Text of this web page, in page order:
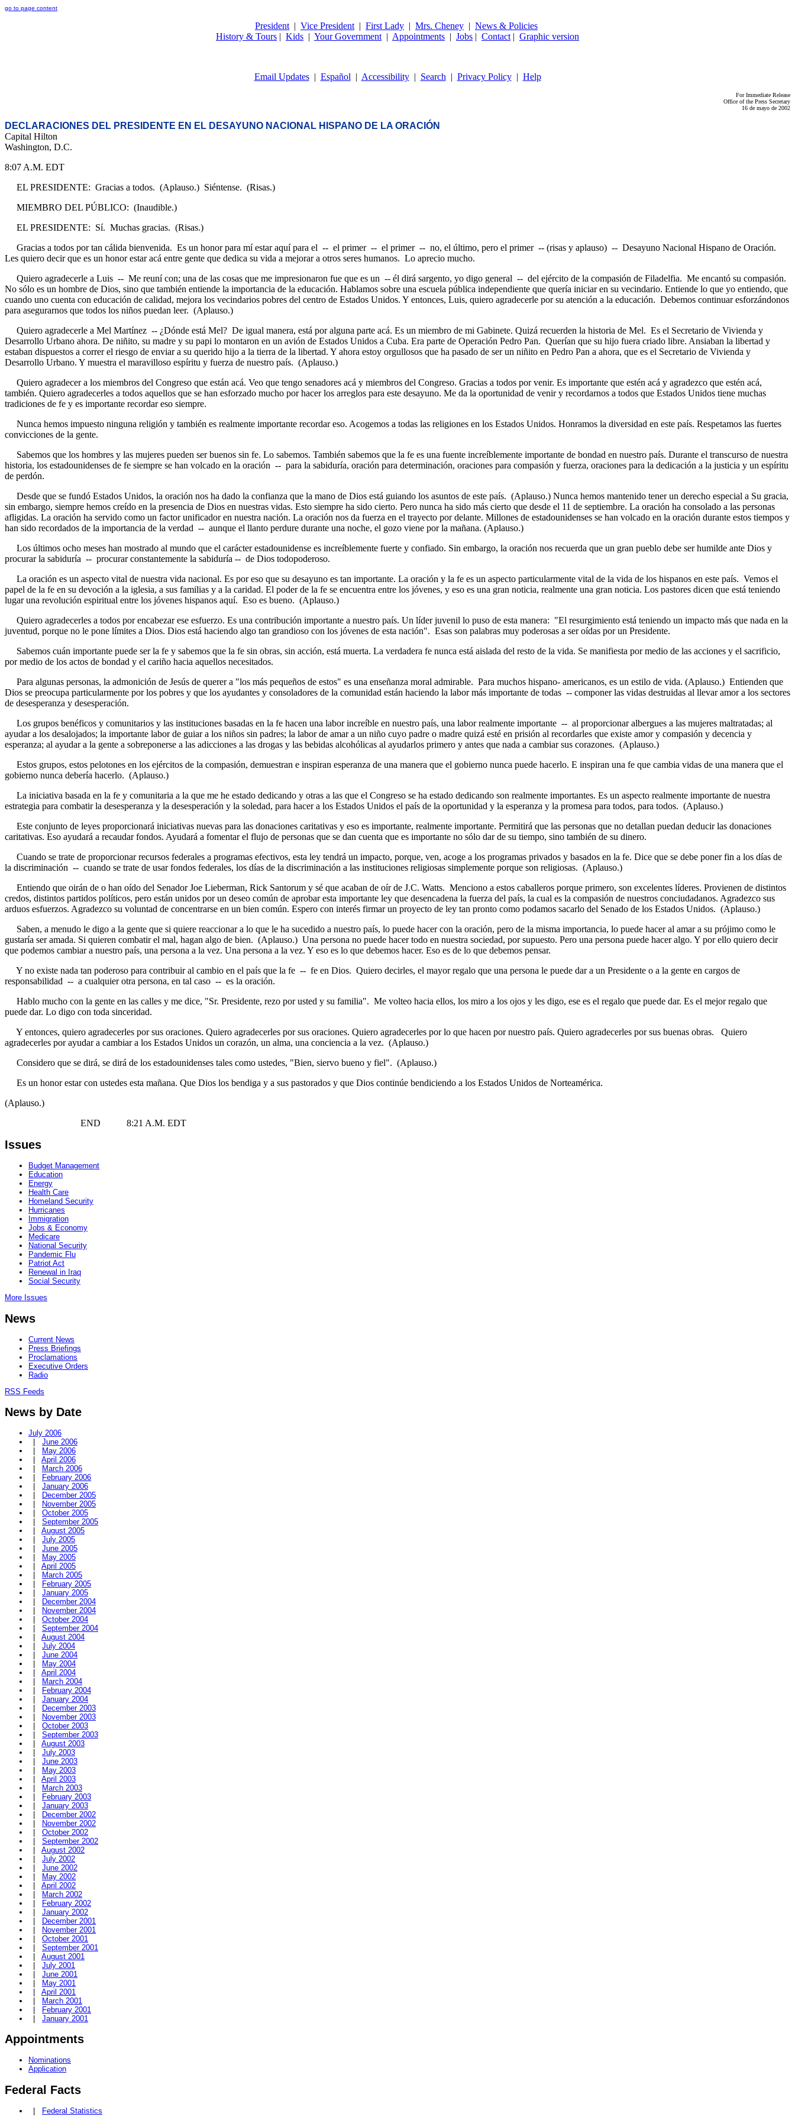
go to page content
President | Vice President | First Lady | Mrs. Cheney | News & Policies
History & Tours | Kids | Your Government | Appointments | Jobs | Contact | Graphic version
Email Updates| Español | Accessibility| Search | Privacy Policy| Help
For Immediate Release
Office of the Press Secretary
16 de mayo de 2002
DECLARACIONES DEL PRESIDENTE EN EL DESAYUNO NACIONAL HISPANO DE LA ORACIÓN
Capital Hilton
Washington, D.C.
8:07 A.M. EDT
EL PRESIDENTE: Gracias a todos. (Aplauso.) Siéntense. (Risas.)
MIEMBRO DEL PÚBLICO: (Inaudible.)
EL PRESIDENTE: Sí. Muchas gracias. (Risas.)
Gracias a todos por tan cálida bienvenida. Es un honor para mí estar aquí para el -- el primer -- el primer -- no, el último, pero el primer -- (risas y aplauso) -- Desayuno Nacional Hispano de Oración.
Les quiero decir que es un honor estar acá entre gente que dedica su vida a mejorar a otros seres humanos. Lo aprecio mucho.
Quiero agradecerle a Luis -- Me reuní con; una de las cosas que me impresionaron fue que es un -- él dirá sargento, yo digo general -- del ejército de la compasión de Filadelfia. Me encantó su compasión.
No sólo es un hombre de Dios, sino que también entiende la importancia de la educación. Hablamos sobre una escuela pública independiente que quería iniciar en su vecindario. Entiende lo que yo entiendo, que
cuando uno cuenta con educación de calidad, mejora los vecindarios pobres del centro de Estados Unidos. Y entonces, Luis, quiero agradecerle por su atención a la educación. Debemos continuar esforzándonos
para asegurarnos que todos los niños puedan leer. (Aplauso.)
Quiero agradecerle a Mel Martínez -- ¿Dónde está Mel? De igual manera, está por alguna parte acá. Es un miembro de mi Gabinete. Quizá recuerden la historia de Mel. Es el Secretario de Vivienda y
Desarrollo Urbano ahora. De niñito, su madre y su papi lo montaron en un avión de Estados Unidos a Cuba. Era parte de Operación Pedro Pan. Querían que su hijo fuera criado libre. Ansiaban la libertad y
estaban dispuestos a correr el riesgo de enviar a su querido hijo a la tierra de la libertad. Y ahora estoy orgullosos que ha pasado de ser un niñito en Pedro Pan a ahora, que es el Secretario de Vivienda y
Desarrollo Urbano. Y muestra el maravilloso espíritu y fuerza de nuestro país. (Aplauso.)
Quiero agradecer a los miembros del Congreso que están acá. Veo que tengo senadores acá y miembros del Congreso. Gracias a todos por venir. Es importante que estén acá y agradezco que estén acá,
también. Quiero agradecerles a todos aquellos que se han esforzado mucho por hacer los arreglos para este desayuno. Me da la oportunidad de venir y recordarnos a todos que Estados Unidos tiene muchas
tradiciones de fe y es importante recordar eso siempre.
Nunca hemos impuesto ninguna religión y también es realmente importante recordar eso. Acogemos a todas las religiones en los Estados Unidos. Honramos la diversidad en este país. Respetamos las fuertes
convicciones de la gente.
Sabemos que los hombres y las mujeres pueden ser buenos sin fe. Lo sabemos. También sabemos que la fe es una fuente increíblemente importante de bondad en nuestro país. Durante el transcurso de nuestra
historia, los estadounidenses de fe siempre se han volcado en la oración -- para la sabiduría, oración para determinación, oraciones para compasión y fuerza, oraciones para la dedicación a la justicia y un espíritu
de perdón.
Desde que se fundó Estados Unidos, la oración nos ha dado la confianza que la mano de Dios está guiando los asuntos de este país. (Aplauso.) Nunca hemos mantenido tener un derecho especial a Su gracia,
sin embargo, siempre hemos creído en la presencia de Dios en nuestras vidas. Esto siempre ha sido cierto. Pero nunca ha sido más cierto que desde el 11 de septiembre. La oración ha consolado a las personas
afligidas. La oración ha servido como un factor unificador en nuestra nación. La oración nos da fuerza en el trayecto por delante. Millones de estadounidenses se han volcado en la oración durante estos tiempos y
han sido recordados de la importancia de la verdad -- aunque el llanto perdure durante una noche, el gozo viene por la mañana. (Aplauso.)
Los últimos ocho meses han mostrado al mundo que el carácter estadounidense es increíblemente fuerte y confiado. Sin embargo, la oración nos recuerda que un gran pueblo debe ser humilde ante Dios y
procurar la sabiduría -- procurar constantemente la sabiduría -- de Dios todopoderoso.
La oración es un aspecto vital de nuestra vida nacional. Es por eso que su desayuno es tan importante. La oración y la fe es un aspecto particularmente vital de la vida de los hispanos en este país. Vemos el
papel de la fe en su devoción a la iglesia, a sus familias y a la caridad. El poder de la fe se encuentra entre los jóvenes, y eso es una gran noticia, realmente una gran noticia. Los pastores dicen que está teniendo
lugar una revolución espiritual entre los jóvenes hispanos aquí. Eso es bueno. (Aplauso.)
Quiero agradecerles a todos por encabezar ese esfuerzo. Es una contribución importante a nuestro país. Un líder juvenil lo puso de esta manera: "El resurgimiento está teniendo un impacto más que nada en la
juventud, porque no le pone límites a Dios. Dios está haciendo algo tan grandioso con los jóvenes de esta nación". Esas son palabras muy poderosas a ser oídas por un Presidente.
Sabemos cuán importante puede ser la fe y sabemos que la fe sin obras, sin acción, está muerta. La verdadera fe nunca está aislada del resto de la vida. Se manifiesta por medio de las acciones y el sacrificio,
por medio de los actos de bondad y el cariño hacia aquellos necesitados.
Para algunas personas, la admonición de Jesús de querer a "los más pequeños de estos" es una enseñanza moral admirable. Para muchos hispano- americanos, es un estilo de vida. (Aplauso.) Entienden que
Dios se preocupa particularmente por los pobres y que los ayudantes y consoladores de la comunidad están haciendo la labor más importante de todas -- componer las vidas destruidas al llevar amor a los sectores
de desesperanza y desesperación.
Los grupos benéficos y comunitarios y las instituciones basadas en la fe hacen una labor increíble en nuestro país, una labor realmente importante -- al proporcionar albergues a las mujeres maltratadas; al
ayudar a los desalojados; la importante labor de guiar a los niños sin padres; la labor de amar a un niño cuyo padre o madre quizá esté en prisión al recordarles que existe amor y compasión y decencia y
esperanza; al ayudar a la gente a sobreponerse a las adicciones a las drogas y las bebidas alcohólicas al ayudarlos primero y antes que nada a cambiar sus corazones. (Aplauso.)
Estos grupos, estos pelotones en los ejércitos de la compasión, demuestran e inspiran esperanza de una manera que el gobierno nunca puede hacerlo. E inspiran una fe que cambia vidas de una manera que el
gobierno nunca debería hacerlo. (Aplauso.)
La iniciativa basada en la fe y comunitaria a la que me he estado dedicando y otras a las que el Congreso se ha estado dedicando son realmente importantes. Es un aspecto realmente importante de nuestra
estrategia para combatir la desesperanza y la desesperación y la soledad, para hacer a los Estados Unidos el país de la oportunidad y la esperanza y la promesa para todos, para todos. (Aplauso.)
Este conjunto de leyes proporcionará iniciativas nuevas para las donaciones caritativas y eso es importante, realmente importante. Permitirá que las personas que no detallan puedan deducir las donaciones
caritativas. Eso ayudará a recaudar fondos. Ayudará a fomentar el flujo de personas que se dan cuenta que es importante no sólo dar de su tiempo, sino también de su dinero.
Cuando se trate de proporcionar recursos federales a programas efectivos, esta ley tendrá un impacto, porque, ven, acoge a los programas privados y basados en la fe. Dice que se debe poner fin a los días de
la discriminación -- cuando se trate de usar fondos federales, los días de la discriminación a las instituciones religiosas simplemente porque son religiosas. (Aplauso.)
Entiendo que oirán de o han oído del Senador Joe Lieberman, Rick Santorum y sé que acaban de oír de J.C. Watts. Menciono a estos caballeros porque primero, son excelentes líderes. Provienen de distintos
credos, distintos partidos políticos, pero están unidos por un deseo común de aprobar esta importante ley que desencadena la fuerza del país, la cual es la compasión de nuestros conciudadanos. Agradezco sus
arduos esfuerzos. Agradezco su voluntad de concentrarse en un bien común. Espero con interés firmar un proyecto de ley tan pronto como podamos sacarlo del Senado de los Estados Unidos. (Aplauso.)
Saben, a menudo le digo a la gente que si quiere reaccionar a lo que le ha sucedido a nuestro país, lo puede hacer con la oración, pero de la misma importancia, lo puede hacer al amar a su prójimo como le
gustaría ser amada. Si quieren combatir el mal, hagan algo de bien. (Aplauso.) Una persona no puede hacer todo en nuestra sociedad, por supuesto. Pero una persona puede hacer algo. Y por ello quiero decir
que podemos cambiar a nuestro país, una persona a la vez. Una persona a la vez. Y eso es lo que debemos hacer. Eso es de lo que debemos pensar.
Y no existe nada tan poderoso para contribuir al cambio en el país que la fe -- fe en Dios. Quiero decirles, el mayor regalo que una persona le puede dar a un Presidente o a la gente en cargos de
responsabilidad -- a cualquier otra persona, en tal caso -- es la oración.
Hablo mucho con la gente en las calles y me dice, "Sr. Presidente, rezo por usted y su familia". Me volteo hacia ellos, los miro a los ojos y les digo, ese es el regalo que puede dar. Es el mejor regalo que
puede dar. Lo digo con toda sinceridad.
Y entonces, quiero agradecerles por sus oraciones. Quiero agradecerles por sus oraciones. Quiero agradecerles por lo que hacen por nuestro país. Quiero agradecerles por sus buenas obras. Quiero
agradecerles por ayudar a cambiar a los Estados Unidos un corazón, un alma, una conciencia a la vez. (Aplauso.)
Considero que se dirá, se dirá de los estadounidenses tales como ustedes, "Bien, siervo bueno y fiel". (Aplauso.)
Es un honor estar con ustedes esta mañana. Que Dios los bendiga y a sus pastorados y que Dios continúe bendiciendo a los Estados Unidos de Norteamérica.
(Aplauso.)
END 8:21 A.M. EDT
Issues
Budget Management
Education
Energy
Health Care
Homeland Security
Hurricanes
Immigration
Jobs & Economy
Medicare
National Security
Pandemic Flu
Patriot Act
Renewal in Iraq
Social Security
More Issues
News
Current News
Press Briefings
Proclamations
Executive Orders
Radio
RSS Feeds
News by Date
July 2006
June 2006
May 2006
April 2006
March 2006
February 2006
January 2006
December 2005
November 2005
October 2005
September 2005
August 2005
July 2005
June 2005
May 2005
April 2005
March 2005
February 2005
January 2005
December 2004
November 2004
October 2004
September 2004
August 2004
July 2004
June 2004
May 2004
April 2004
March 2004
February 2004
January 2004
December 2003
November 2003
October 2003
September 2003
August 2003
July 2003
June 2003
May 2003
April 2003
March 2003
February 2003
January 2003
December 2002
November 2002
October 2002
September 2002
August 2002
July 2002
June 2002
May 2002
April 2002
March 2002
February 2002
January 2002
December 2001
November 2001
October 2001
September 2001
August 2001
July 2001
June 2001
May 2001
April 2001
March 2001
February 2001
January 2001
Appointments
Nominations
Application
Federal Facts
| Federal Statistics